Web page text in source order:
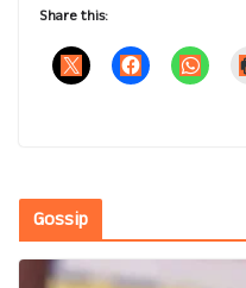
Share this:
Gossip